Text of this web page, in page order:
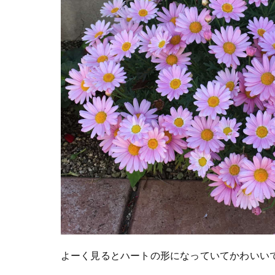
よーく見るとハートの形になっていてかわいい